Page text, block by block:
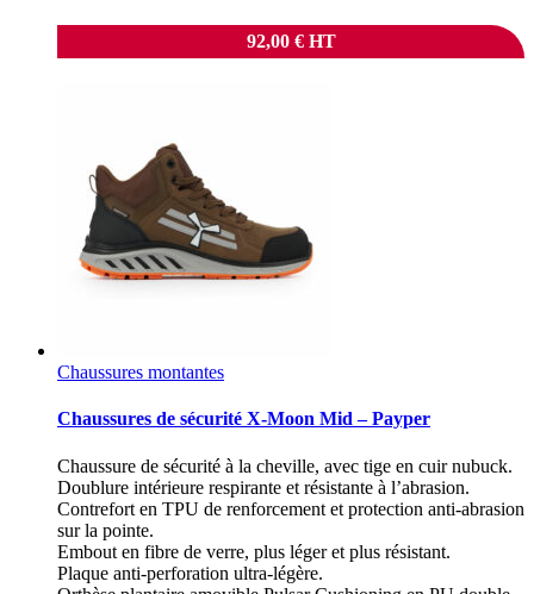
92,00 €HT
Chaussures montantes
Chaussures de sécurité X-Moon Mid – Payper
Chaussure de sécurité à la cheville, avec tige en cuir nubuck.
Doublure intérieure respirante et résistante à l’abrasion.
Contrefort en TPU de renforcement et protection anti-abrasion
sur la pointe.
Embout en fibre de verre, plus léger et plus résistant.
Plaque anti-perforation ultra-légère.